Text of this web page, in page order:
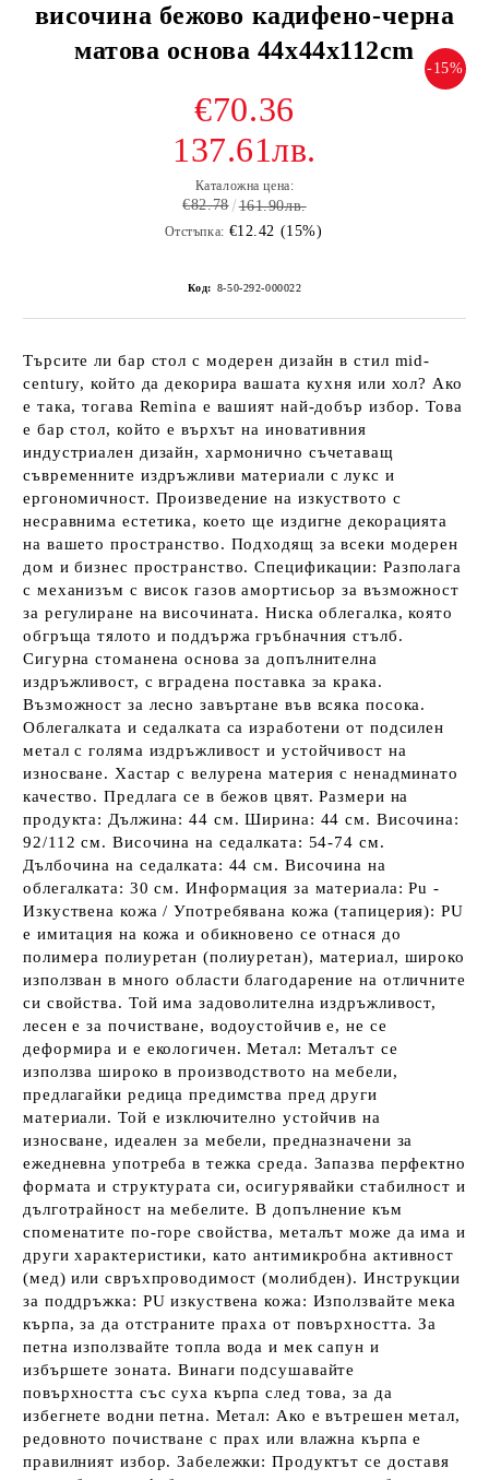
височина бежово кадифено-черна
матова основа 44x44x112cm
-15%
€70.36
137.61лв.
Каталожна цена:
€82.78 161.90лв.
Отстъпка: €12.42 (15%)
Код: 8-50-292-000022
Търсите ли бар стол с модерен дизайн в стил mid-
century, който да декорира вашата кухня или хол? Ако
е така, тогава Remina е вашият най-добър избор. Това
е бар стол, който е върхът на иновативния
индустриален дизайн, хармонично съчетаващ
съвременните издръжливи материали с лукс и
ергономичност. Произведение на изкуството с
несравнима естетика, което ще издигне декорацията
на вашето пространство. Подходящ за всеки модерен
дом и бизнес пространство. Спецификации: Разполага
с механизъм с висок газов амортисьор за възможност
за регулиране на височината. Ниска облегалка, която
обгръща тялото и поддържа гръбначния стълб.
Сигурна стоманена основа за допълнителна
издръжливост, с вградена поставка за крака.
Възможност за лесно завъртане във всяка посока.
Облегалката и седалката са изработени от подсилен
метал с голяма издръжливост и устойчивост на
износване. Хастар с велурена материя с ненадминато
качество. Предлага се в бежов цвят. Размери на
продукта: Дължина: 44 см. Ширина: 44 см. Височина:
92/112 см. Височина на седалката: 54-74 см.
Дълбочина на седалката: 44 см. Височина на
облегалката: 30 см. Информация за материала: Pu -
Изкуствена кожа / Употребявана кожа (тапицерия): PU
е имитация на кожа и обикновено се отнася до
полимера полиуретан (полиуретан), материал, широко
използван в много области благодарение на отличните
си свойства. Той има задоволителна издръжливост,
лесен е за почистване, водоустойчив е, не се
деформира и е екологичен. Метал: Металът се
използва широко в производството на мебели,
предлагайки редица предимства пред други
материали. Той е изключително устойчив на
износване, идеален за мебели, предназначени за
ежедневна употреба в тежка среда. Запазва перфектно
формата и структурата си, осигурявайки стабилност и
дълготрайност на мебелите. В допълнение към
споменатите по-горе свойства, металът може да има и
други характеристики, като антимикробна активност
(мед) или свръхпроводимост (молибден). Инструкции
за поддръжка: PU изкуствена кожа: Използвайте мека
кърпа, за да отстраните праха от повърхността. За
петна използвайте топла вода и мек сапун и
избършете зоната. Винаги подсушавайте
повърхността със суха кърпа след това, за да
избегнете водни петна. Метал: Ако е вътрешен метал,
редовното почистване с прах или влажна кърпа е
правилният избор. Забележки: Продуктът се доставя